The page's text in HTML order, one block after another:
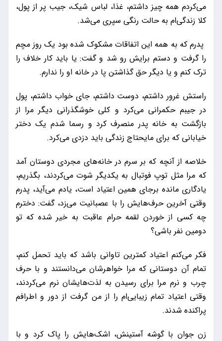
می‌کردم همه چیز داشتم،‌ غذا، لباس شیک،‌ جیب پر از پول،
کلا زندگی‌ام به حالت رنگی سپری می‌شد.
پدرم که به همه این اتفاقات مشکوک شده بود یک روز مچم
را گرفت و دستم برایش رو شد و گفت: یا باید کار خلاف را
ترک کنم و یا دیگر حق گذاشتن پا در خانه او را ندارم.
راستش غرور داشتم، دوست داشتم،‌ جای خواب داشتم، پول
در جیبم حکمرانی می‌کرد و کلی خوشگذرانی دیگر مرا از
بازگشت به خانه پدر منصرف کرد و رسما شدم یک دختر
خیابانی که برای مایحتاج زندگی باید دزدی می‌کرد.
خلاصه از آنچه که بر سرم در خانه‌های مجردی دوستان آمد
که مرا مثل توپ فوتبال به یکدیگر شوت می‌کردند، بگذریم،
یادگاری مانده برجای همین اعتیاد است،‌ یادم می‌آید، پدرم
وقتی آخرین حرف‌هایش را با عصبانیت می‌زد، گفت: دخترم
چه کسی از خوردن لقمه حرام عاقبت به خیر شده که تو
دومین نفر باشی؟
فکر می‌کنم اعتیاد کمترین تاوانی باشد که باید تحمل کنم،
‌تمام آن دوستانی که مرا خواهرشان می‌دانستند و با حرف
چرب و نرم مرا برای رسیدن به لذت‌هایشان نرم می‌کردند،
وقتی اعتیاد تمام زیبایی‌ام را از من گرفت از دور و اطرافم
پراکنده شدند.
زن جوان با گوشه‌ آستینش، ‌اشک‌هایش را پاک کرد و با